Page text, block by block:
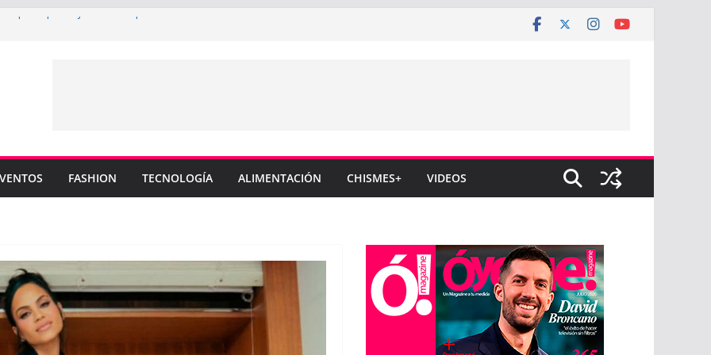
pide que dejen de compararlo con su
de la NBA
nuevo sencillo “MI BB” junto a Omar
canciones clave de su catálogo en
FASHION TECNOLOGÍA ALIMENTACIÓN CHISMES+ VIDEOS